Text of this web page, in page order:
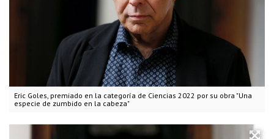
Eric Goles, premiado en la categoría de Ciencias 2022 por su obra "Una
especie de zumbido en la cabeza"